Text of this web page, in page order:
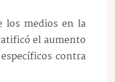
los medios en la
el aumento
contra